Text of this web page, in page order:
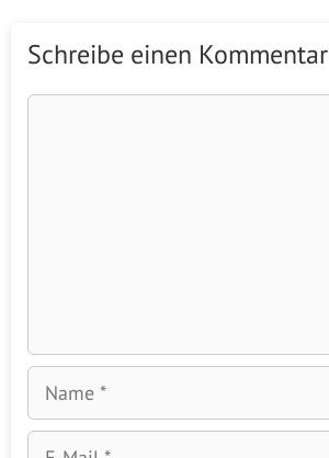
Schreibe einen Kommentar
Kommentar
Name
E-